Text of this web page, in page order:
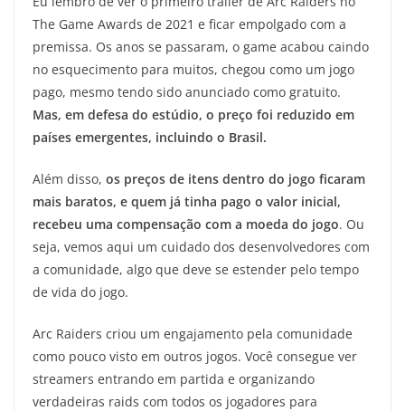
The Game Awards de 2021 e ficar empolgado com a
premissa. Os anos se passaram, o game acabou caindo
no esquecimento para muitos, chegou como um jogo
pago, mesmo tendo sido anunciado como gratuito.
Mas, em defesa do estúdio, o preço foi reduzido em
países emergentes, incluindo o Brasil.
Além disso, os preços de itens dentro do jogo ficaram
mais baratos, e quem já tinha pago o valor inicial,
recebeu uma compensação com a moeda do jogo. Ou
seja, vemos aqui um cuidado dos desenvolvedores com
a comunidade, algo que deve se estender pelo tempo
de vida do jogo.
Arc Raiders criou um engajamento pela comunidade
como pouco visto em outros jogos. Você consegue ver
streamers entrando em partida e organizando
verdadeiras raids com todos os jogadores para